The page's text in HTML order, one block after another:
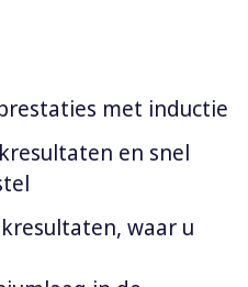
met inductie
en snel
waar u